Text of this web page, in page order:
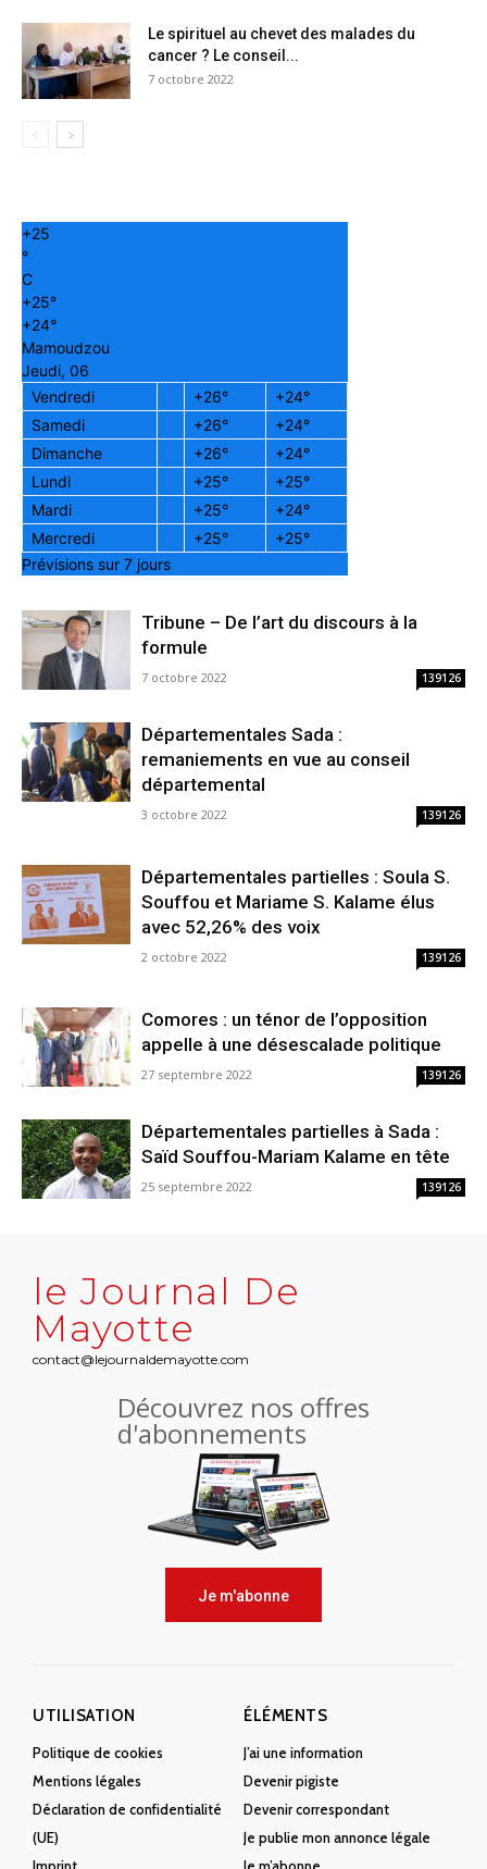
Le spirituel au chevet des malades du
cancer ? Le conseil...
7 octobre 2022
+25
°
C
+25°
+24°
Mamoudzou
Jeudi, 06
Vendredi
+26° +24°
Samedi
+26° +24°
Dimanche
+26° +24°
Lundi
+25° +25°
Mardi
+25° +24°
Mercredi
+25° +25°
Prévisions sur 7 jours
Tribune – De l’art du discours à la
formule
7 octobre 2022 139126
Départementales Sada :
remaniements en vue au conseil
départemental
3 octobre 2022 139126
Départementales partielles : Soula S.
Souffou et Mariame S. Kalame élus
avec 52,26% des voix
2 octobre 2022 139126
Comores : un ténor de l’opposition
appelle à une désescalade politique
27 septembre 2022 139126
Départementales partielles à Sada :
Saïd Souffou-Mariam Kalame en tête
25 septembre 2022 139126
le Journal De
Mayotte
contact@lejournaldemayotte.com
Découvrez nos offres
d'abonnements
Je m'abonne
UTILISATION
Politique de cookies
Mentions légales
Déclaration de confidentialité
(UE)
ÉLÉMENTS
J’ai une information
Devenir pigiste
Devenir correspondant
Je publie mon annonce légale